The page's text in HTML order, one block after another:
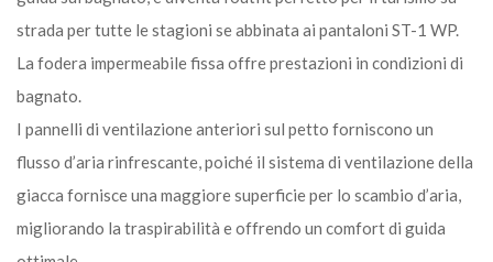
strada per tutte le stagioni se abbinata ai pantaloni ST-1 WP.
La fodera impermeabile fissa offre prestazioni in condizioni di
bagnato.
I pannelli di ventilazione anteriori sul petto forniscono un
flusso d’aria rinfrescante, poiché il sistema di ventilazione della
giacca fornisce una maggiore superficie per lo scambio d’aria,
migliorando la traspirabilità e offrendo un comfort di guida